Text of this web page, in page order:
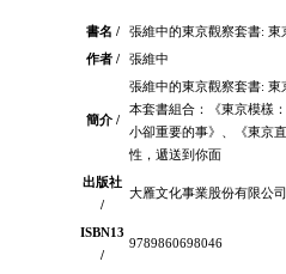
書名 /
張維中的東京觀察套書:
作者 /
張維中
簡介 /
張維中的東京觀察套書: 東
本套書組合：《東京模樣
小卻重要的事》、《東京
性，遞送到你面
出版社
/
大雁文化事業股份有限公司
ISBN13
/
9789860698046